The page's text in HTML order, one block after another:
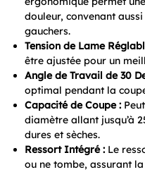
douleur, convenant
gauchers.
Tension de Lame
être ajustée pour un
Angle de Travail de 30
optimal pendant la
Capacité de Coupe :
diamètre allant jusqu’à
dures et sèches.
Ressort Intégré : Le
ou ne tombe, assurant